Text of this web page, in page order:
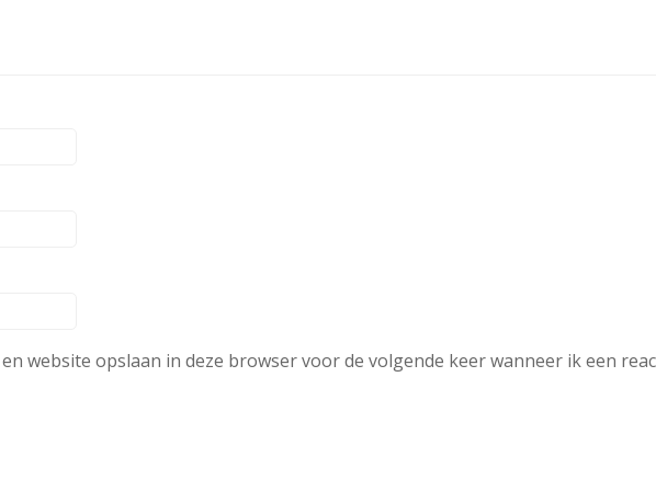
website opslaan in deze browser voor de volgende keer wanneer ik een